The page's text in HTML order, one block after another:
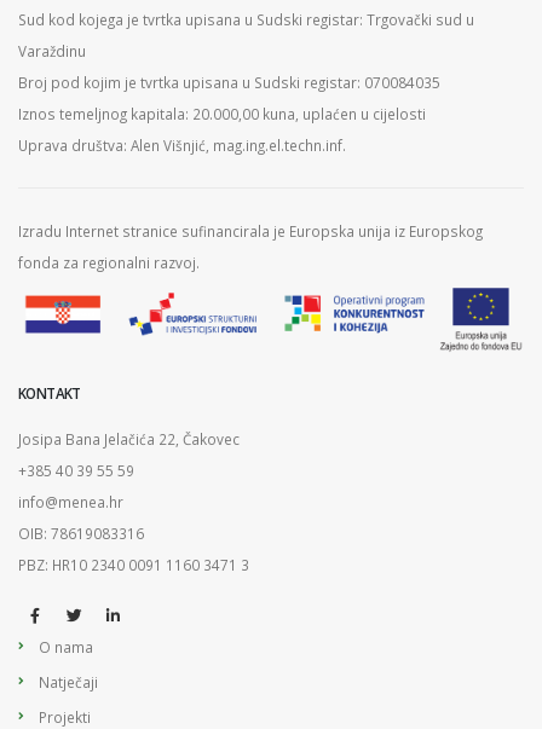
Sud kod kojega je tvrtka upisana u Sudski registar: Trgovački sud u
Varaždinu
Broj pod kojim je tvrtka upisana u Sudski registar: 070084035
Iznos temeljnog kapitala: 20.000,00 kuna, uplaćen u cijelosti
Uprava društva: Alen Višnjić, mag.ing.el.techn.inf.
Izradu Internet stranice sufinancirala je Europska unija iz Europskog
fonda za regionalni razvoj.
KONTAKT
Josipa Bana Jelačića 22, Čakovec
+385 40 39 55 59
info@menea.hr
OIB: 78619083316
PBZ: HR10 2340 0091 1160 3471 3
O nama
Natječaji
Projekti